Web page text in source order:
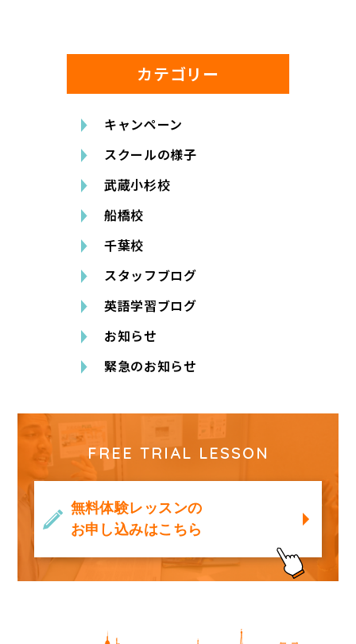
カテゴリー
キャンペーン
スクールの様子
武蔵小杉校
船橋校
千葉校
スタッフブログ
英語学習ブログ
お知らせ
緊急のお知らせ
FREE TRIAL LESSON
無料体験レッスンの
お申し込みはこちら